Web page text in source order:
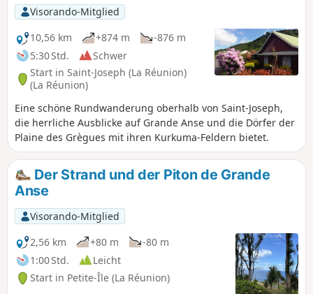
den wilden Süden typisch sind (zerklüftete Landschaften,
Vackoas, Vulkangestein, Geysire usw.). Anmerkung des
Moderators vom 21.07.2021: Seit der Veröffentlichung
dieser Wanderung gab es einige Änderungen vor Ort. Siehe
Bewertungen.
Visorando-Mitglied
10,56 km
+874 m
-876 m
5:30 Std.
Schwer
Start in Saint-Joseph (La Réunion)
(La Réunion)
Eine schöne Rundwanderung oberhalb von Saint-Joseph,
die herrliche Ausblicke auf Grande Anse und die Dörfer der
Plaine des Grègues mit ihren Kurkuma-Feldern bietet.
Der Strand und der Piton de Grande
Anse
Visorando-Mitglied
2,56 km
+80 m
-80 m
1:00 Std.
Leicht
Start in Petite-Île (La Réunion)